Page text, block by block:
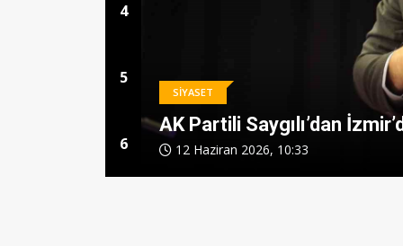
SİYASET
Özgür Özel, İzmir’de Ferdi
15 Mayıs 2026, 14:27
4
5
6